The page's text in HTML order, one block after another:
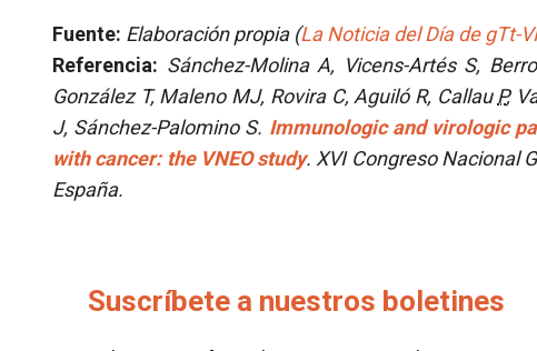
Fuente: Elaboración propia (La Noticia del Día de gTt-
Referencia: Sánchez-Molina A, Vicens-Artés S,
González T, Maleno MJ, Rovira C, Aguiló R, CallauP,
J, Sánchez-Palomino S. Immunologic and virologic
with cancer: the VNEO study. XVI Congreso Nacional
España.
Suscríbete a nuestros boletines